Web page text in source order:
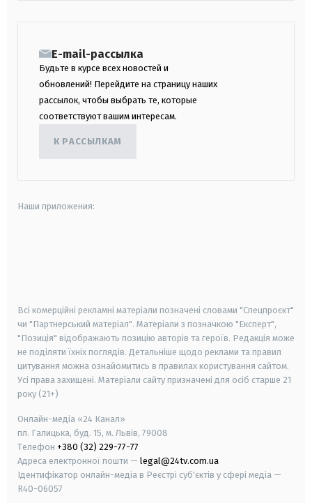
E-mail-рассылка
Будьте в курсе всех новостей и
обновлений! Перейдите на страницу наших
рассылок, чтобы выбрать те, которые
соответствуют вашим интересам.
К РАССЫЛКАМ
Наши приложения:
Всі комерційні рекламні матеріали позначені словами "Спецпроєкт"
чи "Партнерський матеріал". Матеріали з позначкою "Експерт",
"Позиція" відображають позицію авторів та героїв. Редакція може
не поділяти їхніх поглядів. Детальніше щодо реклами та правил
цитування можна ознайомитись в правилах користування сайтом.
Усі права захищені. Матеріали сайту призначені для осіб старше 21
року (21+)
Онлайн-медіа «24 Канал»
пл. Галицька, буд. 15, м. Львів, 79008
Телефон +380 (32) 229-77-77
Адреса електронної пошти — legal@24tv.com.ua
Ідентифікатор онлайн-медіа в Реєстрі суб'єктів у сфері медіа —
R40-06057